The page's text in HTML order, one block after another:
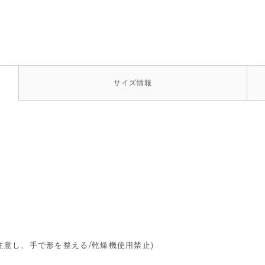
サイズ情報
し、手で形を整える/乾燥機使用禁止)